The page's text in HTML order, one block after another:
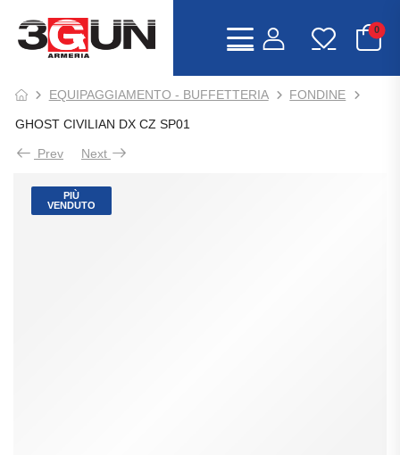
0
EQUIPAGGIAMENTO - BUFFETTERIA FONDINE
GHOST CIVILIAN DX CZ SP01
Prev Next
PIÙ
VENDUTO